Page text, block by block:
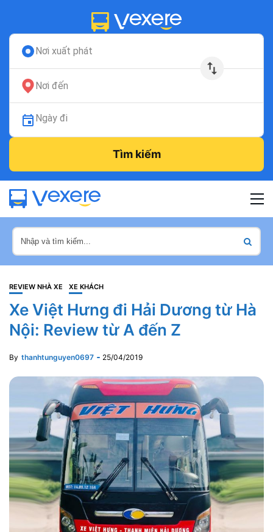
Nơi xuất phát
Nơi đến
Ngày đi
Tìm kiếm
REVIEW NHÀ XE XE KHÁCH
Xe Việt Hưng đi Hải Dương từ Hà
Nội: Review từ A đến Z
By thanhtunguyen0697 25/04/2019